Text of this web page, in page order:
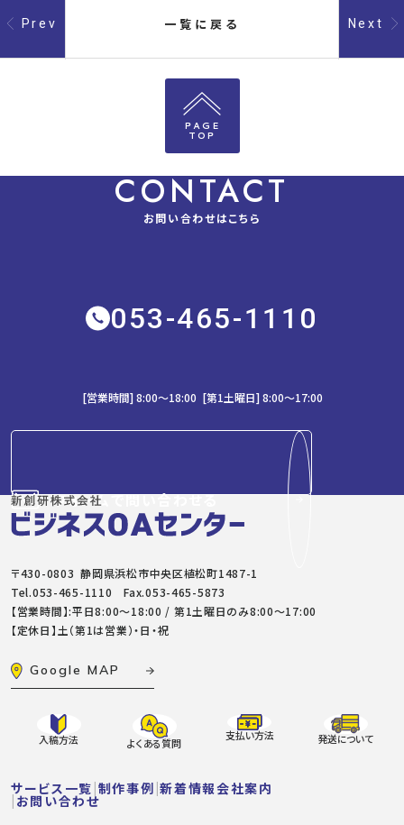
Prev 一覧に戻る Next
PAGE
TOP
CONTACT
お問い合わせはこちら
053-465-1110
[営業時間] 8:00～18:00 [第1土曜日] 8:00〜17:00
フォームで問い合わせる
〒430-0803 静岡県浜松市中央区植松町1487-1
Tel.053-465-1110 Fax.053-465-5873
【営業時間】:平日8:00～18:00 / 第1土曜日のみ8:00〜17:00
【定休日】土（第1は営業）・日・祝
Google MAP
入稿方法 よくある質問
支払い方法 発送について
サービス一覧 制作事例 新着情報会社案内
お問い合わせ